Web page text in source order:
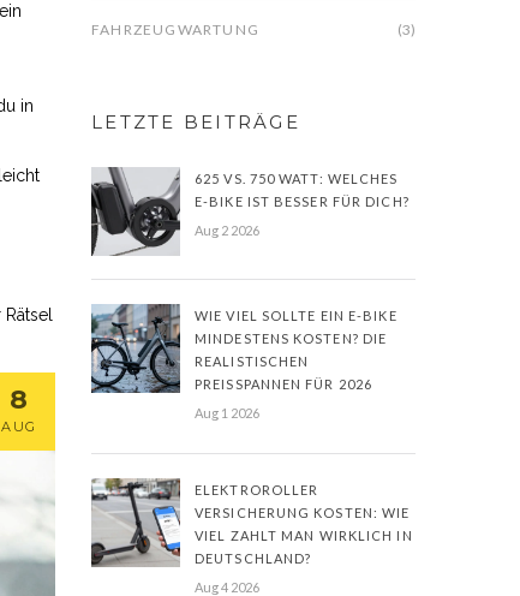
in
8
AUG
FAHRZEUGWARTUNG (3)
LETZTE BEITRÄGE
625 VS. 750 WATT: WELCHES
E-BIKE IST BESSER FÜR DICH?
Aug 2 2026
WIE VIEL SOLLTE EIN E-BIKE
MINDESTENS KOSTEN? DIE
REALISTISCHEN
PREISSPANNEN FÜR 2026
Aug 1 2026
ELEKTROROLLER
VERSICHERUNG KOSTEN: WIE
VIEL ZAHLT MAN WIRKLICH IN
DEUTSCHLAND?
Aug 4 2026